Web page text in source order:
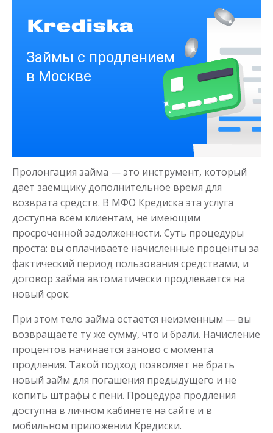
Срок от 1до 21 дня
Получить
Моментальный займ
Сумма до50 000
Срок от 1до 21 дня
Получить
Пролонгация займа — это инструмент, который
дает заемщику дополнительное время для
возврата средств. В МФО Кредиска эта услуга
доступна всем клиентам, не имеющим
просроченной задолженности. Суть процедуры
проста: вы оплачиваете начисленные проценты за
фактический период пользования средствами, и
договор займа автоматически продлевается на
новый срок.
При этом тело займа остается неизменным — вы
возвращаете ту же сумму, что и брали. Начисление
процентов начинается заново с момента
продления. Такой подход позволяет не брать
новый займ для погашения предыдущего и не
копить штрафы с пени. Процедура продления
доступна в личном кабинете на сайте и в
мобильном приложении Кредиски.